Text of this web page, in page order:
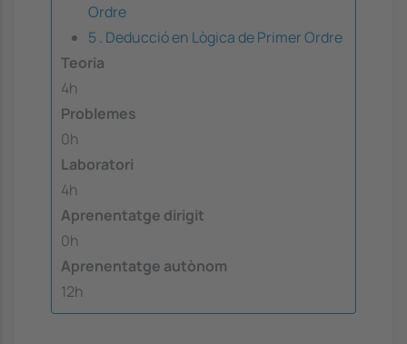
Ordre
5 . Deducció en Lògica de Primer Ordre
Teoria
4h
Problemes
0h
Laboratori
4h
Aprenentatge dirigit
0h
Aprenentatge autònom
12h